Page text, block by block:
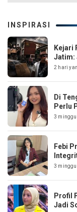
INSPIRASI
Kejari
Jatim:
2 hari
Di
Perlu
3
Febi
3
Profil
Jadi